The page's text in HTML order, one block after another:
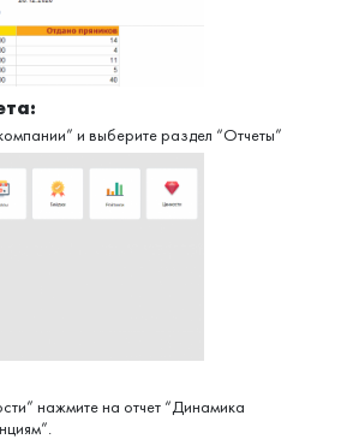
и выберите раздел “Отчеты”
нажмите на отчет “Динамика